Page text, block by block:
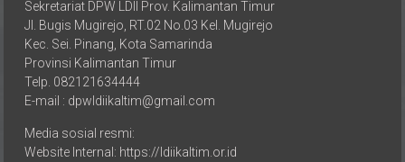
Sekretariat DPW LDII Prov. Kalimantan Timur
Jl. Bugis Mugirejo, RT.02 No.03 Kel. Mugirejo
Kec. Sei. Pinang, Kota Samarinda
Provinsi Kalimantan Timur
Telp. 082121634444
E-mail : dpwldiikaltim@gmail.com
Media sosial resmi:
Website Internal: https://ldiikaltim.or.id